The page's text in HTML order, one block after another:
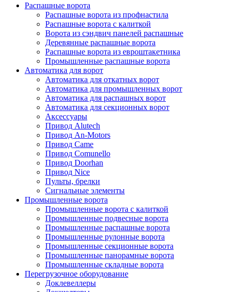
Распашные ворота
Распашные ворота из профнастила
Распашные ворота с калиткой
Ворота из сэндвич панелей распашные
Деревянные распашные ворота
Распашные ворота из евроштакетника
Промышленные распашные ворота
Автоматика для ворот
Автоматика для откатных ворот
Автоматика для промышленных ворот
Автоматика для распашных ворот
Автоматика для секционных ворот
Аксессуары
Привод Alutech
Привод An-Motors
Привод Came
Привод Comunello
Привод Doorhan
Привод Nice
Пульты, брелки
Сигнальные элементы
Промышленные ворота
Промышленные ворота с калиткой
Промышленные подвесные ворота
Промышленные распашные ворота
Промышленные рулонные ворота
Промышленные секционные ворота
Промышленные панорамные ворота
Промышленные складные ворота
Перегрузочное оборудование
Доклевеллеры